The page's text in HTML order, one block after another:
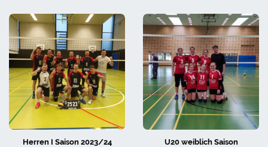
Herren I Saison 2023/24
U20 weiblich Saison